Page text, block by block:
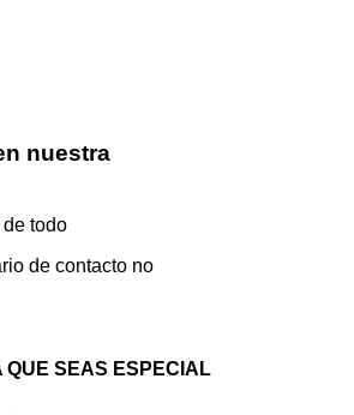
nuestra
de todo
de contacto no
QUE SEAS ESPECIAL